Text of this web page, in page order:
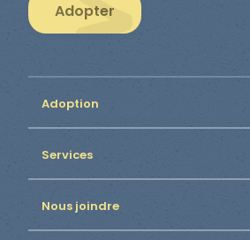
Adopter
Adoption
Services
Nous joindre